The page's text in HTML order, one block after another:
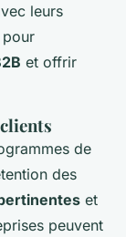
leurs
et offrir
de
des
et
peuvent